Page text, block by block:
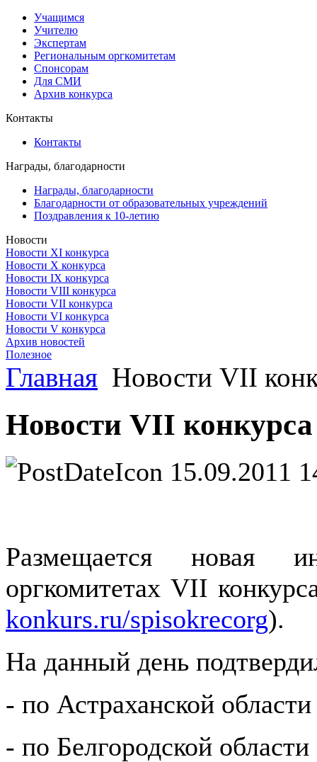
Учащимся
Учителю
Экспертам
Региональным оргкомитетам
Спонсорам
Для СМИ
Архив конкурса
Контакты
Контакты
Награды, благодарности
Награды, благодарности
Благодарности от образовательных учреждений
Поздравления к 10-летию
Новости
Новости XI конкурса
Новости X конкурса
Новости IX конкурса
Новости VIII конкурса
Новости VII конкурса
Новости VI конкурса
Новости V конкурса
Архив новостей
Полезное
Главная Новости VII
Новости VII конкурса
15.09.2011
Размещается новая
оргкомитетах VII
konkurs.ru/spisokrecorg).
На данный день
- по Астраханской области
- по Белгородской области